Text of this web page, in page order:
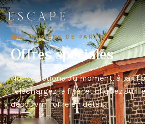
LE MOMENT DE PARTIR
Offres spéciales
Nos sélections du moment, à tarif
Téléchargez le flyer et cliquez sur
découvrir l'offre en détail.